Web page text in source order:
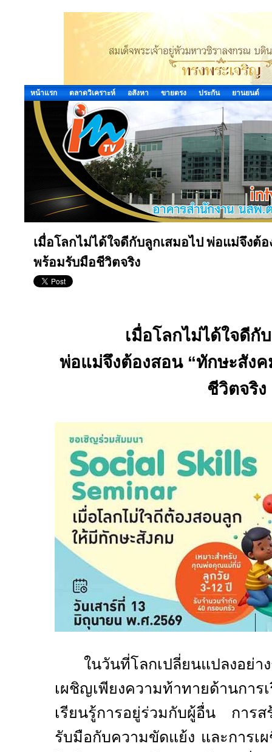
หน้าแรก ตลาดวิเคราะห์ อสังหา ขายตรง ประกัน ยานยนต์
เมื่อโลกไม่ได้ใจดีกับลูกเสมอไป พ่อแม่จึงต้
พร้อมรับมือชีวิตจริง
เมื่อโลกไม่ได้ใจดีกั
พ่อแม่จึงต้องสอน “ทักษะสังค
ชีวิตจริง
ในวันที่โลกเปลี่ยนแปลงอย่
เผชิญเพียงความท้าทายด้านกา
เรียนรู้การอยู่ร่วมกับผู้อื่น การ
รับมือกับความขัดแย้ง และการเ